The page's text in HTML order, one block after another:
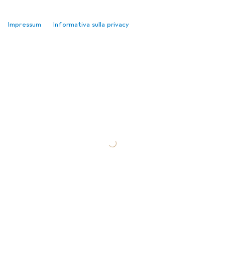
Impressum Informativa sulla privacy